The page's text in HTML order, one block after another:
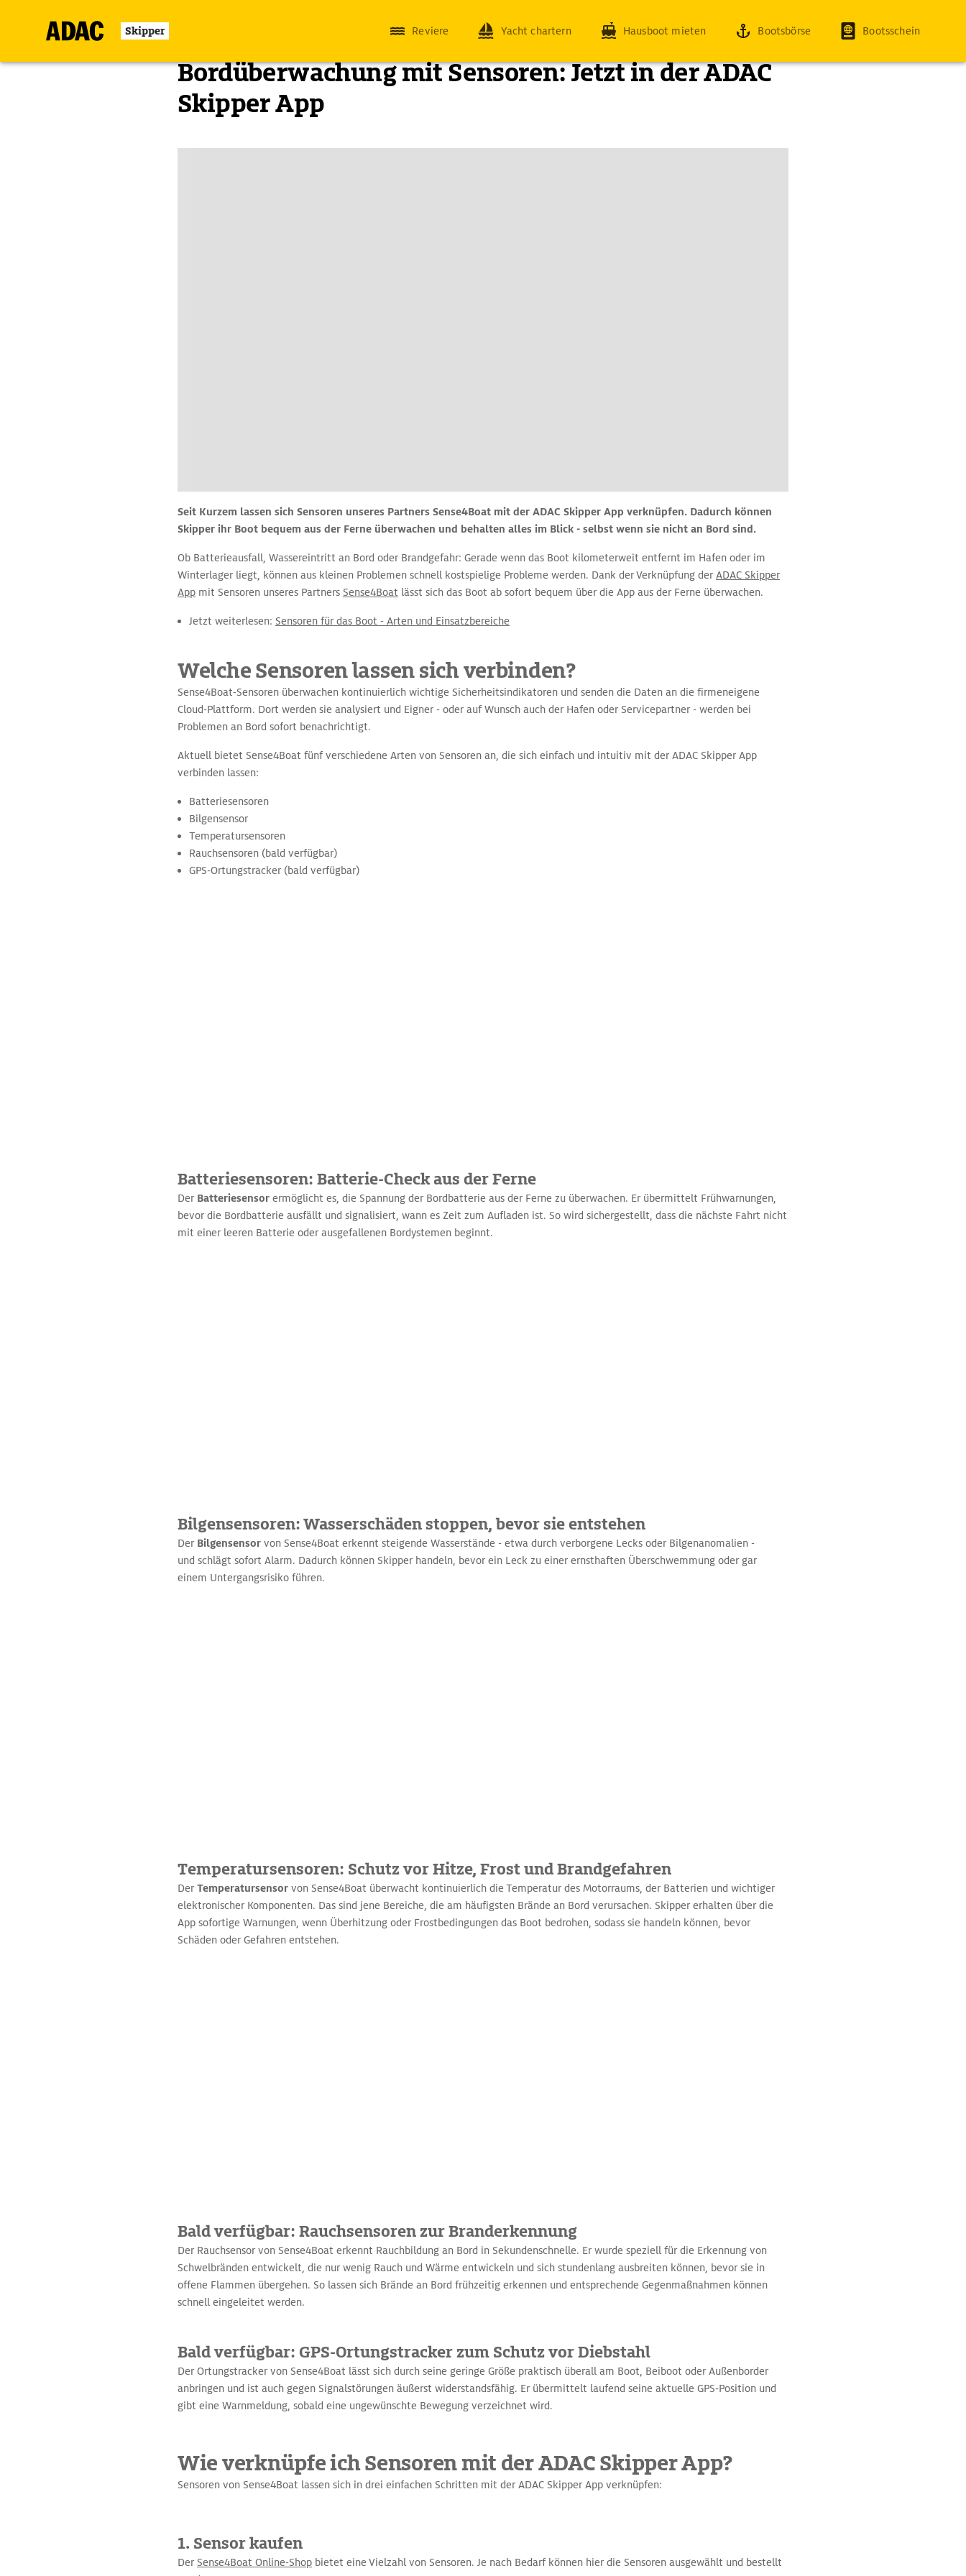
Skipper Reviere Yacht chartern Hausboot mieten Bootsbörse Bootsschein
Bordüberwachung mit Sensoren: Jetzt in der ADAC
Skipper App
Seit Kurzem lassen sich Sensoren unseres Partners Sense4Boat mit der ADAC Skipper App verknüpfen. Dadurch können
Skipper ihr Boot bequem aus der Ferne überwachen und behalten alles im Blick - selbst wenn sie nicht an Bord sind.
Ob Batterieausfall, Wassereintritt an Bord oder Brandgefahr: Gerade wenn das Boot kilometerweit entfernt im Hafen oder im
Winterlager liegt, können aus kleinen Problemen schnell kostspielige Probleme werden. Dank der Verknüpfung derADAC Skipper
App mit Sensoren unseres Partners Sense4Boat lässt sich das Boot ab sofort bequem über die App aus der Ferne überwachen.
Jetzt weiterlesen: Sensoren für das Boot - Arten und Einsatzbereiche
Welche Sensoren lassen sich verbinden?
Sense4Boat-Sensoren überwachen kontinuierlich wichtige Sicherheitsindikatoren und senden die Daten an die firmeneigene
Cloud-Plattform. Dort werden sie analysiert und Eigner - oder auf Wunsch auch der Hafen oder Servicepartner - werden bei
Problemen an Bord sofort benachrichtigt.
Aktuell bietet Sense4Boat fünf verschiedene Arten von Sensoren an, die sich einfach und intuitiv mit der ADAC Skipper App
verbinden lassen:
Batteriesensoren
Bilgensensor
Temperatursensoren
Rauchsensoren (bald verfügbar)
GPS-Ortungstracker (bald verfügbar)
Batteriesensoren: Batterie-Check aus der Ferne
Der Batteriesensor ermöglicht es, die Spannung der Bordbatterie aus der Ferne zu überwachen. Er übermittelt Frühwarnungen,
bevor die Bordbatterie ausfällt und signalisiert, wann es Zeit zum Aufladen ist. So wird sichergestellt, dass die nächste Fahrt nicht
mit einer leeren Batterie oder ausgefallenen Bordystemen beginnt.
Bilgensensoren: Wasserschäden stoppen, bevor sie entstehen
Der Bilgensensor von Sense4Boat erkennt steigende Wasserstände - etwa durch verborgene Lecks oder Bilgenanomalien -
und schlägt sofort Alarm. Dadurch können Skipper handeln, bevor ein Leck zu einer ernsthaften Überschwemmung oder gar
einem Untergangsrisiko führen.
Temperatursensoren: Schutz vor Hitze, Frost und Brandgefahren
DerTemperatursensor von Sense4Boat überwacht kontinuierlich die Temperatur des Motorraums, der Batterien und wichtiger
elektronischer Komponenten. Das sind jene Bereiche, die am häufigsten Brände an Bord verursachen. Skipper erhalten über die
App sofortige Warnungen, wenn Überhitzung oder Frostbedingungen das Boot bedrohen, sodass sie handeln können, bevor
Schäden oder Gefahren entstehen.
Bald verfügbar: Rauchsensoren zur Branderkennung
Der Rauchsensor von Sense4Boat erkennt Rauchbildung an Bord in Sekundenschnelle. Er wurde speziell für die Erkennung von
Schwelbränden entwickelt, die nur wenig Rauch und Wärme entwickeln und sich stundenlang ausbreiten können, bevor sie in
offene Flammen übergehen. So lassen sich Brände an Bord frühzeitig erkennen und entsprechende Gegenmaßnahmen können
schnell eingeleitet werden.
Bald verfügbar: GPS-Ortungstracker zum Schutz vor Diebstahl
Der Ortungstracker von Sense4Boat lässt sich durch seine geringe Größe praktisch überall am Boot, Beiboot oder Außenborder
anbringen und ist auch gegen Signalstörungen äußerst widerstandsfähig. Er übermittelt laufend seine aktuelle GPS-Position und
gibt eine Warnmeldung, sobald eine ungewünschte Bewegung verzeichnet wird.
Wie verknüpfe ich Sensoren mit der ADAC Skipper App?
Sensoren von Sense4Boat lassen sich in drei einfachen Schritten mit der ADAC Skipper App verknüpfen:
1. Sensor kaufen
Der Sense4Boat Online-Shop bietet eine Vielzahl von Sensoren. Je nach Bedarf können hier die Sensoren ausgewählt und bestellt